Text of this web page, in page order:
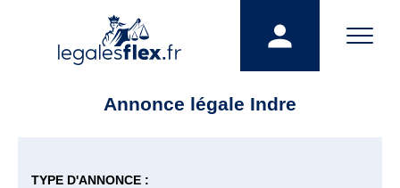
Annonce légale Indre
TYPE D'ANNONCE :